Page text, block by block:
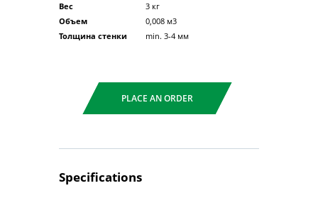
Вес
3 кг
Объем
0,008 м3
Толщина стенки
min. 3-4 мм
PLACE AN ORDER
Specifications